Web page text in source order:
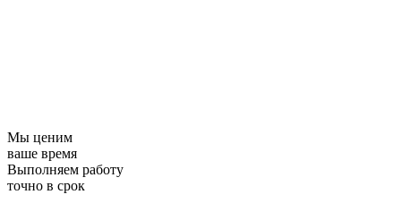
Мы ценим
ваше время
Выполняем работу
точно в срок